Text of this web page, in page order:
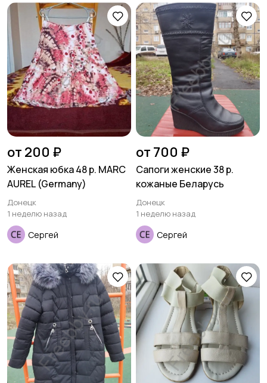
от 200 ₽
Женская юбка 48 р. MARC
AUREL (Germany)
Донецк
1 неделю назад
Сергей
от 700 ₽
Сапоги женские 38 р.
кожаные Беларусь
Донецк
1 неделю назад
Сергей